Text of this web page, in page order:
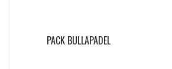
PACK BULLAPADEL